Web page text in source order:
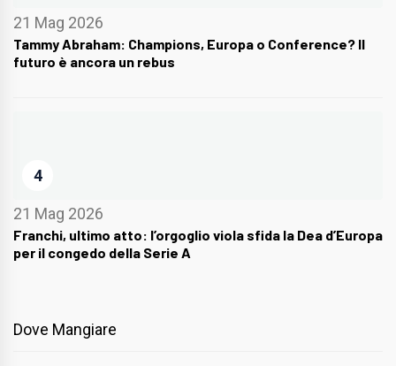
21 Mag 2026
Tammy Abraham: Champions, Europa o Conference? Il
futuro è ancora un rebus
4
21 Mag 2026
Franchi, ultimo atto: l’orgoglio viola sfida la Dea d’Europa
per il congedo della Serie A
Dove Mangiare